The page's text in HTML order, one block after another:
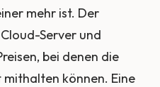
mehr ist. Der
Server und
bei denen die
können. Eine